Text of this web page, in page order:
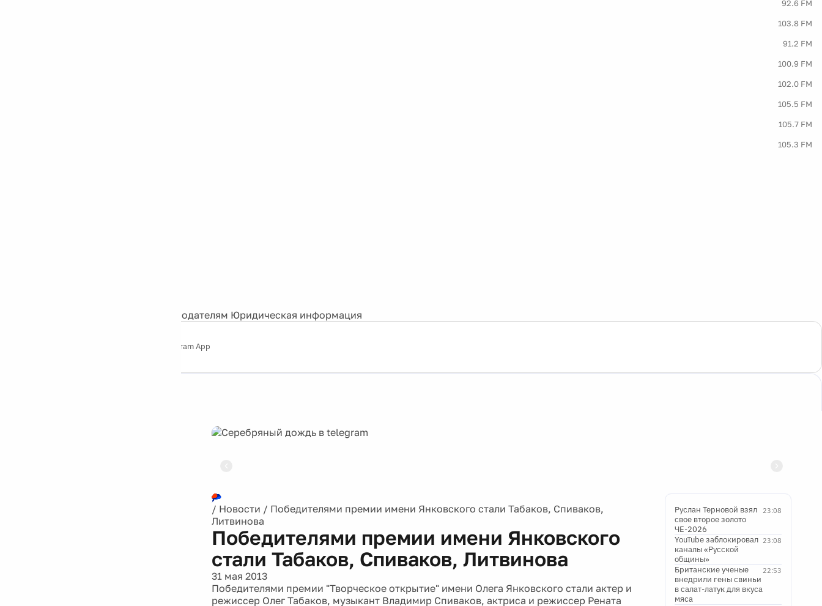
92.6 FM
103.8 FM
91.2 FM
100.9 FM
102.0 FM
105.5 FM
105.7 FM
105.3 FM
Рекламодателям Юридическая информация
Telegram App
/ Новости / Победителями премии имени Янковского стали Табаков, Спиваков,
Литвинова
Победителями премии имени Янковского
стали Табаков, Спиваков, Литвинова
31 мая 2013
Победителями премии "Творческое открытие" имени Олега Янковского стали актер и
режиссер Олег Табаков, музыкант Владимир Спиваков, актриса и режиссер Рената
23:08
Руслан Терновой взял
свое второе золото
ЧЕ-2026
23:08
YouTube заблокировал
каналы «Русской
общины»
22:53
Британские ученые
внедрили гены свиньи
в салат-латук для вкуса
мяса